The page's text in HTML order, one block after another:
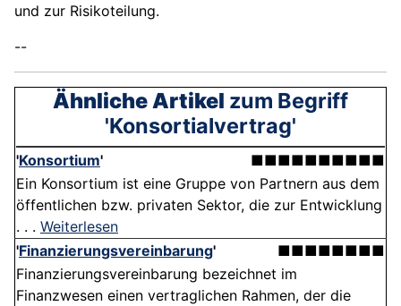
und zur Risikoteilung.
--
Ähnliche Artikel zum Begriff
'Konsortialvertrag'
'Konsortium'
■■■■■■■■■■
Ein Konsortium ist eine Gruppe von Partnern aus dem
öffentlichen bzw. privaten Sektor, die zur Entwicklung
. . . Weiterlesen
'Finanzierungsvereinbarung'
■■■■■■■■
Finanzierungsvereinbarung bezeichnet im
Finanzwesen einen vertraglichen Rahmen, der die